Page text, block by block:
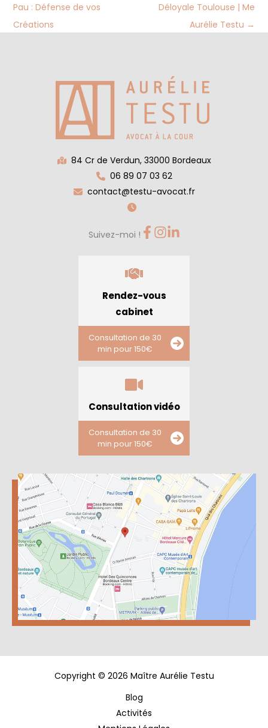
Pau : Défense de vos
Créations
Déloyale Toulouse | Me
Aurélie Testu →
84 Cr de Verdun, 33000 Bordeaux
06 89 07 03 62
contact@testu-avocat.fr
Suivez-moi !
Rendez-vous
cabinet
Consultation de 30
min pour 150€
Consultation vidéo
Consultation de 30
min pour 150€
Copyright © 2026 Maître Aurélie Testu
Blog
Activités